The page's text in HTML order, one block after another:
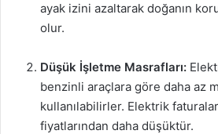
ayak izini azaltarak doğanın
olur.
Düşük İşletme Masrafları:
benzinli araçlara göre daha az
kullanılabilirler. Elektrik
fiyatlarından daha düşüktür.